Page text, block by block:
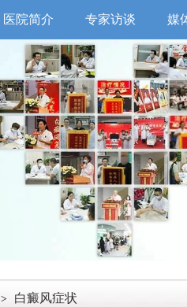
医院简介 专家访谈 媒
> 白癜风症状